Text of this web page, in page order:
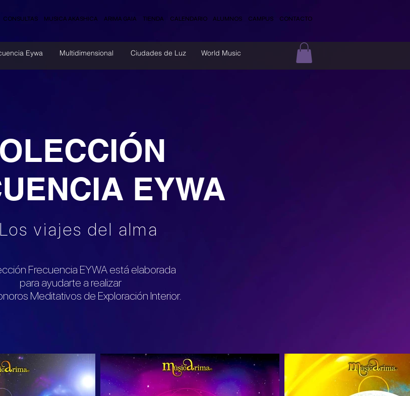
CONSULTAS MUSICA AKASHICA ARIMA GAIA TIENDA CALENDARIO ALUMNOS CAMPUS CONTACTO
EYWA
Los viajes del alma
Frecuencia EYWA está elaborada
para ayudarte a realizar
Meditativos de Exploración Interior.
Eywa Multidimensional Ciudades de Luz World Music